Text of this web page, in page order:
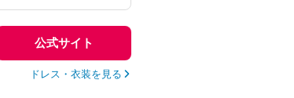
公式サイト
ドレス・衣装を見る